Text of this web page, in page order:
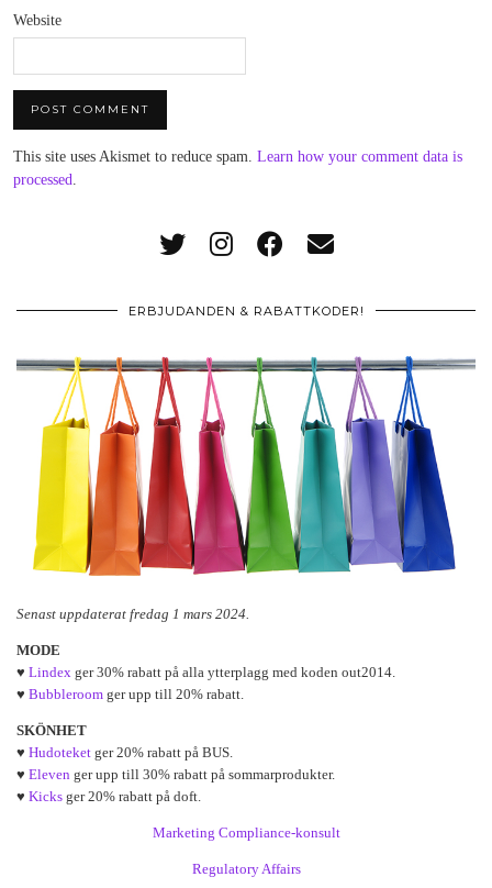
Website
This site uses Akismet to reduce spam. Learn how your comment data is
processed.
ERBJUDANDEN & RABATTKODER!
Senast uppdaterat fredag 1 mars 2024.
MODE
♥ Lindex ger 30% rabatt på alla ytterplagg med koden out2014.
♥ Bubbleroom ger upp till 20% rabatt.
SKÖNHET
♥ Hudoteket ger 20% rabatt på BUS.
♥ Eleven ger upp till 30% rabatt på sommarprodukter.
♥ Kicks ger 20% rabatt på doft.
Marketing Compliance-konsult
Regulatory Affairs